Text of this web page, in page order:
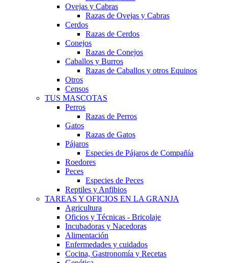
Ovejas y Cabras
Razas de Ovejas y Cabras
Cerdos
Razas de Cerdos
Conejos
Razas de Conejos
Caballos y Burros
Razas de Caballos y otros Equinos
Otros
Censos
TUS MASCOTAS
Perros
Razas de Perros
Gatos
Razas de Gatos
Pájaros
Especies de Pájaros de Compañía
Roedores
Peces
Especies de Peces
Reptiles y Anfibios
TAREAS Y OFICIOS EN LA GRANJA
Agricultura
Oficios y Técnicas - Bricolaje
Incubadoras y Nacedoras
Alimentación
Enfermedades y cuidados
Cocina, Gastronomía y Recetas